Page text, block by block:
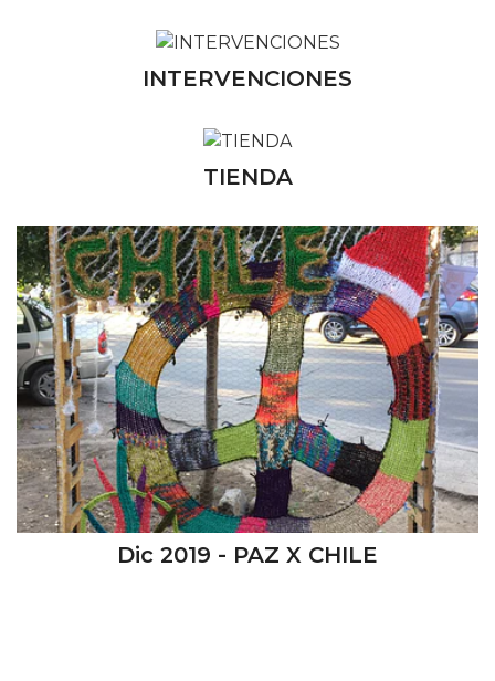
INTERVENCIONES
TIENDA
Dic 2019 - PAZ X CHILE